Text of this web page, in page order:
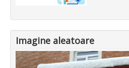
Imagine aleatoare